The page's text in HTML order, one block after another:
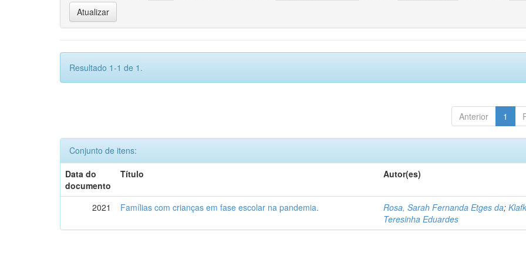
Resultado 1-1 de 1.
Anterior 1
Conjunto de itens:
Data do
documento
Título Autor(es)
2021 Famílias com crianças em fase escolar na pandemia. Rosa, Sarah Fernanda Etges da;
Teresinha Eduardes